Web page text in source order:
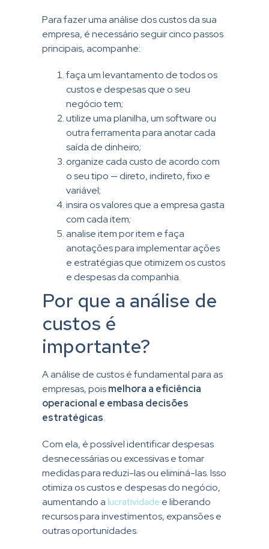
Para fazer uma análise dos custos da sua
empresa, é necessário seguir cinco passos
principais, acompanhe:
faça um levantamento de todos os
custos e despesas que o seu
negócio tem;
utilize uma planilha, um software ou
outra ferramenta para anotar cada
saída de dinheiro;
organize cada custo de acordo com
o seu tipo — direto, indireto, fixo e
variável;
insira os valores que a empresa gasta
com cada item;
analise item por item e faça
anotações para implementar ações
e estratégias que otimizem os custos
e despesas da companhia.
Por que a análise de
custos é
importante?
A análise de custos é fundamental para as
empresas, poismelhora a eficiência
operacional e embasa decisões
estratégicas.
Com ela, é possível identificar despesas
desnecessárias ou excessivas e tomar
medidas para reduzi-las ou eliminá-las. Isso
otimiza os custos e despesas do negócio,
aumentando a lucratividade e liberando
recursos para investimentos, expansões e
outras oportunidades.